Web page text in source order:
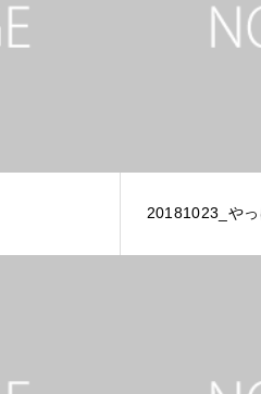
20181023_や